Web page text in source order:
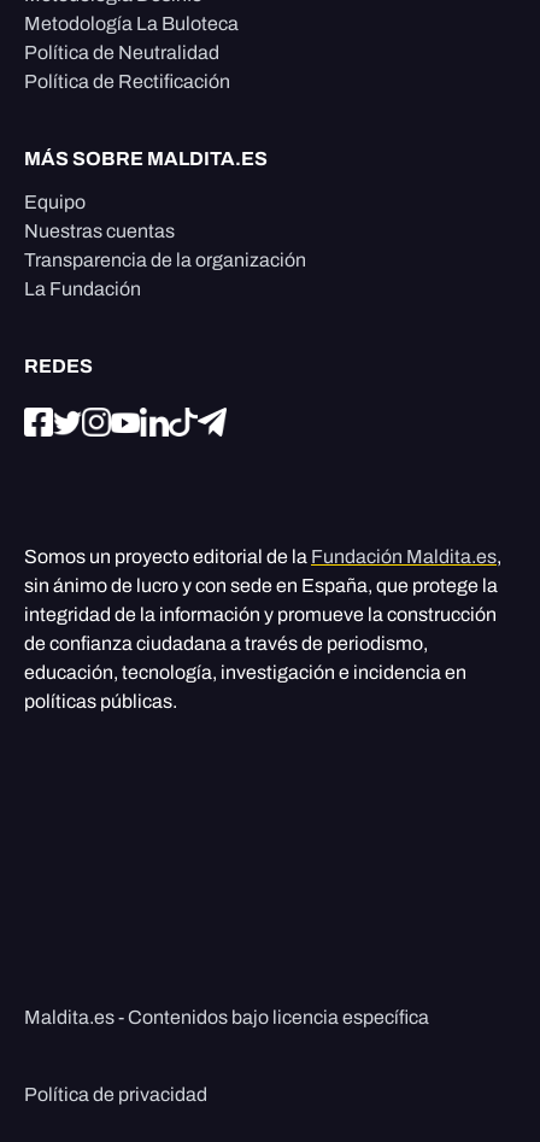
Metodología La Buloteca
Política de Neutralidad
Política de Rectificación
MÁS SOBRE MALDITA.ES
Equipo
Nuestras cuentas
Transparencia de la organización
La Fundación
REDES
Somos un proyecto editorial de la Fundación Maldita.es,
sin ánimo de lucro y con sede en España, que protege la
integridad de la información y promueve la construcción
de confianza ciudadana a través de periodismo,
educación, tecnología, investigación e incidencia en
políticas públicas.
Maldita.es - Contenidos bajo licencia específica
Política de privacidad